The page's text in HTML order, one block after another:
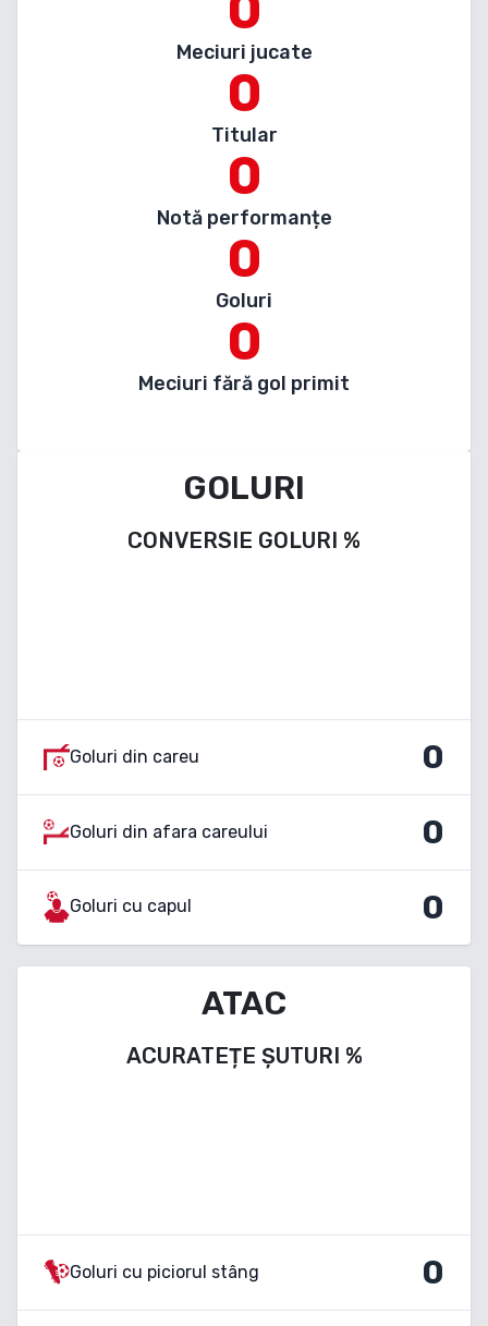
Meciuri jucate
0
Titular
0
Notă performanțe
0
Goluri
0
Meciuri fără gol primit
GOLURI
CONVERSIE GOLURI %
Goluri din careu 0
Goluri din afara careului 0
Goluri cu capul 0
ATAC
ACURATEȚE ȘUTURI %
Goluri cu piciorul stâng 0